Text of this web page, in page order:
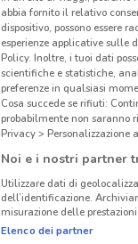
abbia fornito il relativo
dispositivo, possono essere
esperienze applicative sulle
Policy. Inoltre, i tuoi dati
scientifiche e statistiche,
preferenze in qualsiasi
Cosa succede se rifiuti:
probabilmente non saranno
Privacy >
Noi e i nostri partner
Utilizzare dati di
dell’identificazione.
misurazione delle
Elenco dei partner